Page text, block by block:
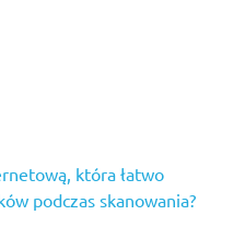
która łatwo
podczas skanowania?